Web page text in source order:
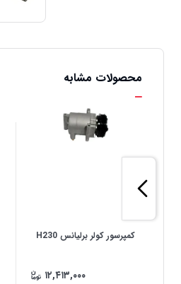
محصولات مشابه
کمپرسور کولر برلیانس H230
۱۲,۴۱۳,۰۰۰